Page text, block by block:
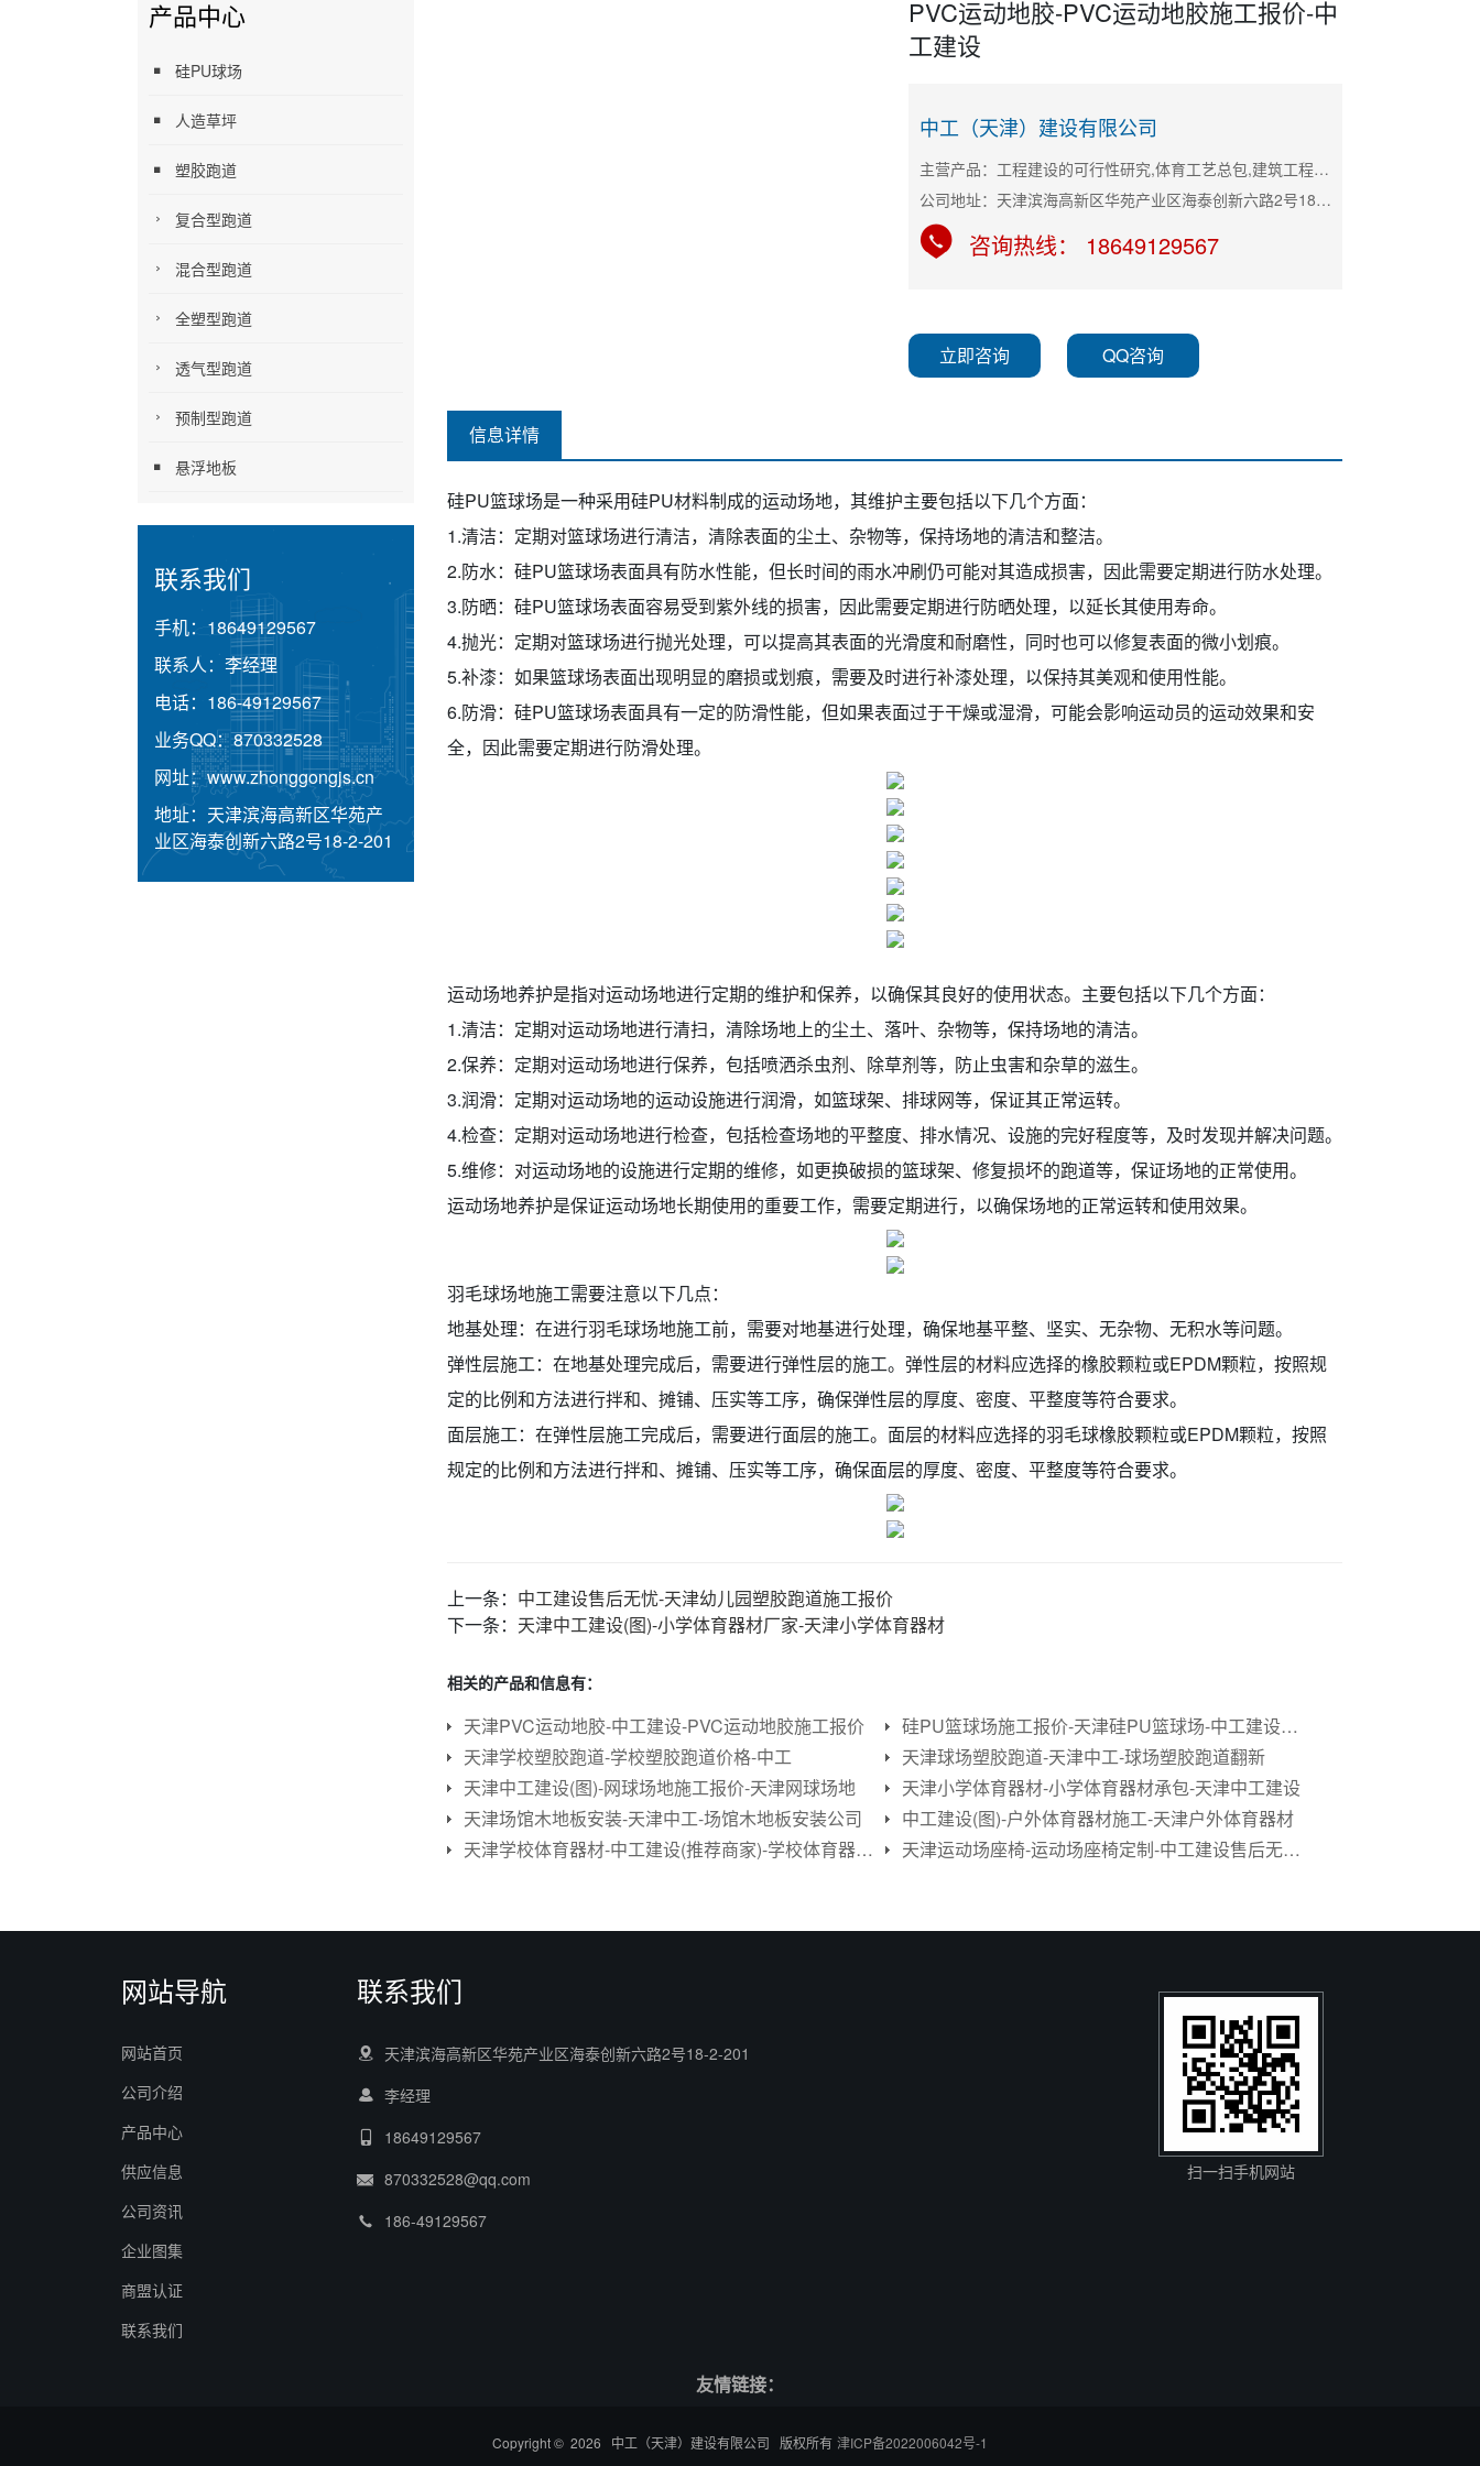
产品中心
硅PU球场
人造草坪
塑胶跑道
复合型跑道
混合型跑道
全塑型跑道
透气型跑道
预制型跑道
悬浮地板
联系我们
手机： 18649129567
联系人： 李经理
电话： 186-49129567
业务QQ：870332528
网址：www.zhonggongjs.cn
地址： 天津滨海高新区华苑产
业区海泰创新六路2号18-2-201
PVC运动地胶-PVC运动地胶施工报价-中
工建设
中工（天津）建设有限公司
主营产品：工程建设的可行性研究,体育工艺总包,建筑工程总承包
公司地址：天津滨海高新区华苑产业区海泰创新六路2号18-2-201
咨询热线： 18649129567
立即咨询 QQ咨询
信息详情
硅PU篮球场是一种采用硅PU材料制成的运动场地，其维护主要包括以下几个方面：
1.清洁：定期对篮球场进行清洁，清除表面的尘土、杂物等，保持场地的清洁和整洁。
2.防水：硅PU篮球场表面具有防水性能，但长时间的雨水冲刷仍可能对其造成损害，因此需要定期进行防水处理。
3.防晒：硅PU篮球场表面容易受到紫外线的损害，因此需要定期进行防晒处理，以延长其使用寿命。
4.抛光：定期对篮球场进行抛光处理，可以提高其表面的光滑度和耐磨性，同时也可以修复表面的微小划痕。
5.补漆：如果篮球场表面出现明显的磨损或划痕，需要及时进行补漆处理，以保持其美观和使用性能。
6.防滑：硅PU篮球场表面具有一定的防滑性能，但如果表面过于干燥或湿滑，可能会影响运动员的运动效果和安
全，因此需要定期进行防滑处理。
运动场地养护是指对运动场地进行定期的维护和保养，以确保其良好的使用状态。主要包括以下几个方面：
1.清洁：定期对运动场地进行清扫，清除场地上的尘土、落叶、杂物等，保持场地的清洁。
2.保养：定期对运动场地进行保养，包括喷洒杀虫剂、除草剂等，防止虫害和杂草的滋生。
3.润滑：定期对运动场地的运动设施进行润滑，如篮球架、排球网等，保证其正常运转。
4.检查：定期对运动场地进行检查，包括检查场地的平整度、排水情况、设施的完好程度等，及时发现并解决问题。
5.维修：对运动场地的设施进行定期的维修，如更换破损的篮球架、修复损坏的跑道等，保证场地的正常使用。
运动场地养护是保证运动场地长期使用的重要工作，需要定期进行，以确保场地的正常运转和使用效果。
羽毛球场地施工需要注意以下几点：
地基处理：在进行羽毛球场地施工前，需要对地基进行处理，确保地基平整、坚实、无杂物、无积水等问题。
弹性层施工：在地基处理完成后，需要进行弹性层的施工。弹性层的材料应选择的橡胶颗粒或EPDM颗粒，按照规
定的比例和方法进行拌和、摊铺、压实等工序，确保弹性层的厚度、密度、平整度等符合要求。
面层施工：在弹性层施工完成后，需要进行面层的施工。面层的材料应选择的羽毛球橡胶颗粒或EPDM颗粒，按照
规定的比例和方法进行拌和、摊铺、压实等工序，确保面层的厚度、密度、平整度等符合要求。
上一条： 中工建设售后无忧-天津幼儿园塑胶跑道施工报价
下一条： 天津中工建设(图)-小学体育器材厂家-天津小学体育器材
相关的产品和信息有：
天津PVC运动地胶-中工建设-PVC运动地胶施工报价
硅PU篮球场施工报价-天津硅PU篮球场-中工建设售后无忧
天津学校塑胶跑道-学校塑胶跑道价格-中工
天津球场塑胶跑道-天津中工-球场塑胶跑道翻新
天津中工建设(图)-网球场地施工报价-天津网球场地
天津小学体育器材-小学体育器材承包-天津中工建设
天津场馆木地板安装-天津中工-场馆木地板安装公司
中工建设(图)-户外体育器材施工-天津户外体育器材
天津学校体育器材-中工建设(推荐商家)-学校体育器材承包
天津运动场座椅-运动场座椅定制-中工建设售后无忧(多图)
网站导航
网站首页
公司介绍
产品中心
供应信息
公司资讯
企业图集
商盟认证
联系我们
联系我们
天津滨海高新区华苑产业区海泰创新六路2号18-2-201
李经理
18649129567
870332528@qq.com
186-49129567
扫一扫手机网站
友情链接：
Copyright © 2026 中工（天津）建设有限公司 版权所有 津ICP备2022006042号-1